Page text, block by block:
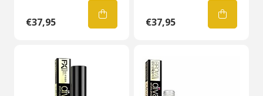
€37,95 €37,95